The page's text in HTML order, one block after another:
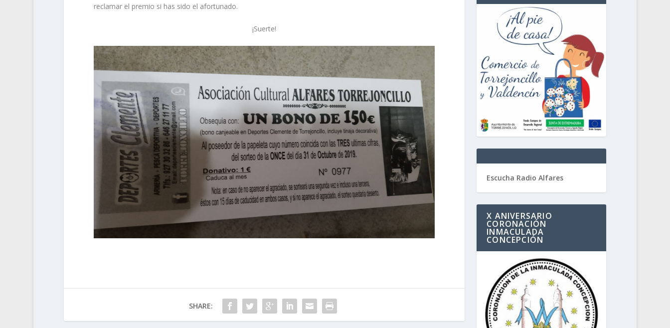
reclamar el premio si has sido el afortunado.
¡Suerte!
SHARE:
Escucha Radio Alfares
X ANIVERSARIO
CORONACIÓN
INMACULADA
CONCEPCIÓN